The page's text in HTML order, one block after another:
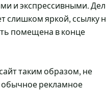
и экспрессивными.
слишком яркой, ссылку
помещена в конце
таким образом, не
рекламное